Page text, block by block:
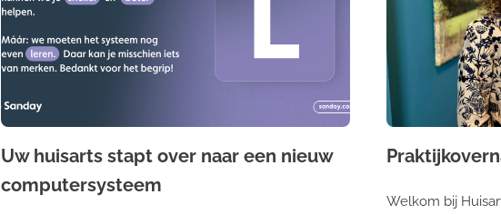
Uw huisarts stapt over naar een nieuw
computersysteem
Welkom bij